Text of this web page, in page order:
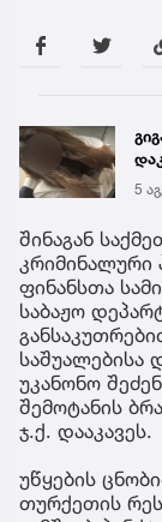
5
შინაგან
კრიმინალური
ფინანსთა
საბაჟო
საშუალებისა
უკანონო
შემოტანის
ჯ.ქ. დააკავეს.
უწყების
თურქეთის